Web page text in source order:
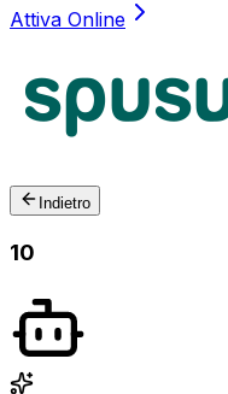
Attiva Online
Indietro
10